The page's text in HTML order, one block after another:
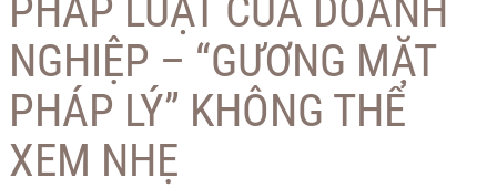
PHÁP LUẬT CỦA DOANH
NGHIỆP – “GƯƠNG MẶT
PHÁP LÝ” KHÔNG THỂ
XEM NHẸ